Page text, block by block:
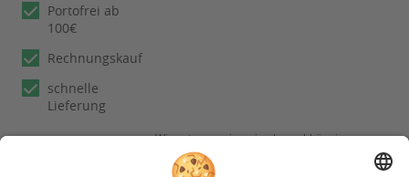
Portofrei ab
100€
Rechnungskauf
schnelle
Lieferung
Wir nutzen reviews.io als unabhängigen
Dienstleister für die Einholung von
Bewertungen. Erfahren Sie mehr unter